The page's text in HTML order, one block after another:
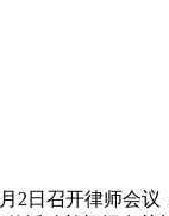
2日召开律师会